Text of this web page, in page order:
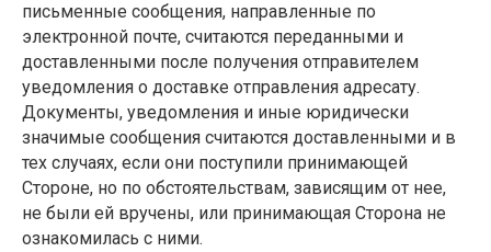
письменные сообщения, направленные по
электронной почте, считаются переданными и
доставленными после получения отправителем
уведомления о доставке отправления адресату.
Документы, уведомления и иные юридически
значимые сообщения считаются доставленными и в
тех случаях, если они поступили принимающей
Стороне, но по обстоятельствам, зависящим от нее,
не были ей вручены, или принимающая Сторона не
ознакомилась с ними.